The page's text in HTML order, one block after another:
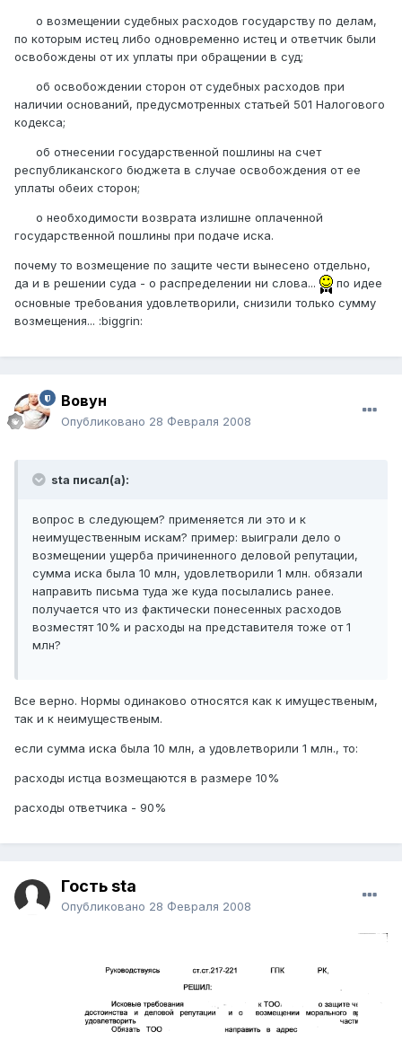
о возмещении судебных расходов государству по делам,
по которым истец либо одновременно истец и ответчик были
освобождены от их уплаты при обращении в суд;
об освобождении сторон от судебных расходов при
наличии оснований, предусмотренных статьей 501 Налогового
кодекса;
об отнесении государственной пошлины на счет
республиканского бюджета в случае освобождения от ее
уплаты обеих сторон;
о необходимости возврата излишне оплаченной
государственной пошлины при подаче иска.
почему то возмещение по защите чести вынесено отдельно,
да и в решении суда - о распределении ни слова...
по идее
основные требования удовлетворили, снизили только сумму
возмещения... :biggrin:
Вовун
Опубликовано 28 Февраля 2008
sta писал(а):
вопрос в следующем? применяется ли это и к
неимущественным искам? пример: выиграли дело о
возмещении ущерба причиненного деловой репутации,
сумма иска была 10 млн, удовлетворили 1 млн. обязали
направить письма туда же куда посылались ранее.
получается что из фактически понесенных расходов
возместят 10% и расходы на представителя тоже от 1
млн?
Все верно. Нормы одинаково относятся как к имущественым,
так и к неимущественым.
если сумма иска была 10 млн, а удовлетворили 1 млн., то:
расходы истца возмещаются в размере 10%
расходы ответчика - 90%
Гость sta
Опубликовано 28 Февраля 2008